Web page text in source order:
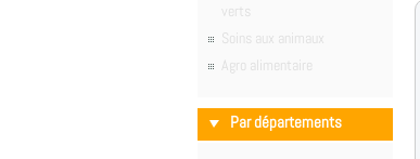
verts
Soins aux animaux
Agro alimentaire
Par départements